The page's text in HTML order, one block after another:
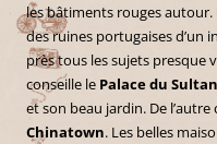
les bâtiments rouges
des ruines portugaises d’un
près tous les sujets presque
conseille le Palace du Sultan
et son beau jardin. De
Chinatown. Les belles